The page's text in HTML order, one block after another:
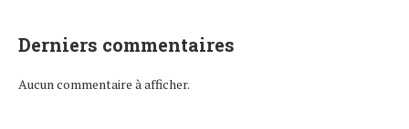
Derniers commentaires
Aucun commentaire à afficher.